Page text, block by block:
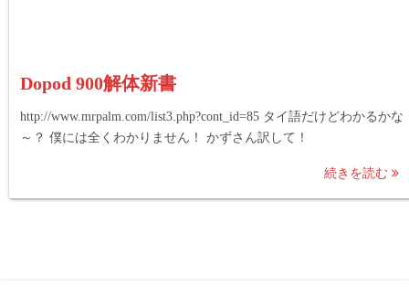
Dopod 900解体新書
http://www.mrpalm.com/list3.php?cont_id=85 タイ語だけどわかるかな
～？ 僕には全くわかりません！ かずさん訳して！
続きを読む